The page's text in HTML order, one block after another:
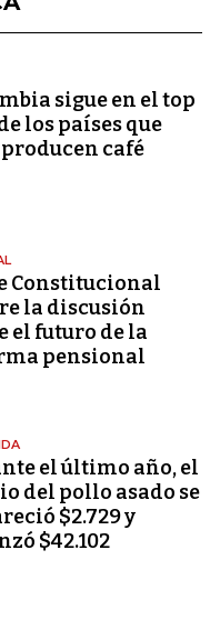
sigue en el top
los países que
café
Constitucional
la discusión
el futuro de la
pensional
el último año, el
del pollo asado se
$2.729 y
$42.102